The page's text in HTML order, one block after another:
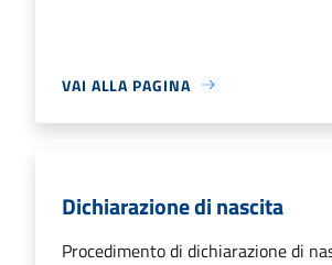
VAI ALLA PAGINA
Dichiarazione di nascita
Procedimento di dichiarazione di